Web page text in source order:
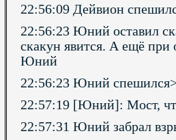
22:56:09 Дейвион
22:56:23 Юний оставил
скакун явится. А ещё при
Юний
22:56:23 Юний
22:57:19 [Юний]: Мост,
22:57:31 Юний забрал